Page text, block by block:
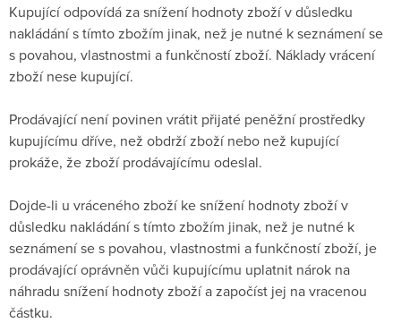
Kupující odpovídá za snížení hodnoty zboží v důsledku
nakládání s tímto zbožím jinak, než je nutné k seznámení se
s povahou, vlastnostmi a funkčností zboží. Náklady vrácení
zboží nese kupující.
Prodávající není povinen vrátit přijaté peněžní prostředky
kupujícímu dříve, než obdrží zboží nebo než kupující
prokáže, že zboží prodávajícímu odeslal.
Dojde-li u vráceného zboží ke snížení hodnoty zboží v
důsledku nakládání s tímto zbožím jinak, než je nutné k
seznámení se s povahou, vlastnostmi a funkčností zboží, je
prodávající oprávněn vůči kupujícímu uplatnit nárok na
náhradu snížení hodnoty zboží a započíst jej na vracenou
částku.